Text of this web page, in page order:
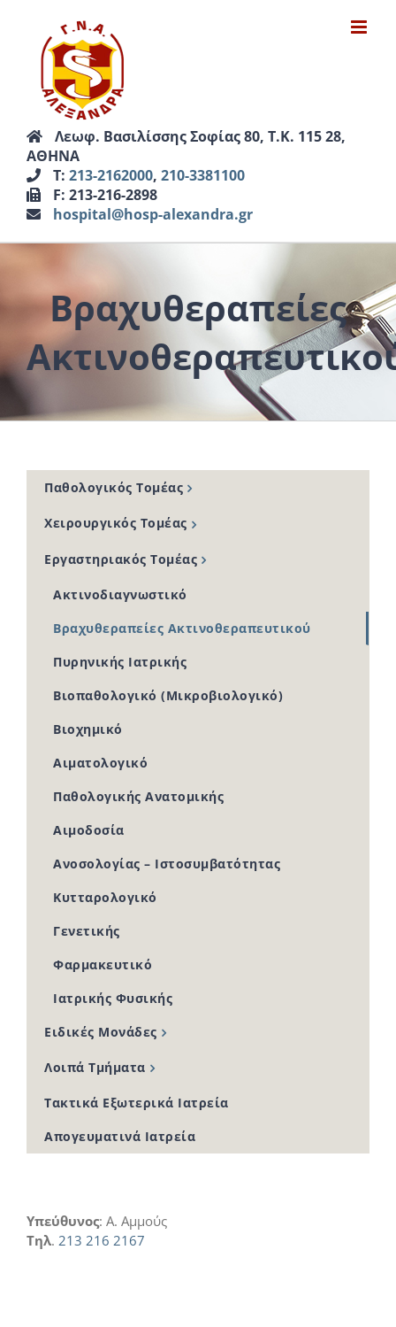
περιεχόμενο
Λεωφ. Βασιλίσσης Σοφίας 80, Τ.Κ. 115 28,
ΑΘΗΝΑ
Τ: 213-2162000, 210-3381100
F: 213-216-2898
hospital@hosp-alexandra.gr
Βραχυθεραπείες
Παθολογικός Τομέας
Χειρουργικός Τομέας
Εργαστηριακός Τομέας
Ακτινοδιαγνωστικό
Βραχυθεραπείες Ακτινοθεραπευτικού
Πυρηνικής Ιατρικής
Βιοπαθολογικό (Μικροβιολογικό)
Βιοχημικό
Αιματολογικό
Παθολογικής Ανατομικής
Αιμοδοσία
Ανοσολογίας – Ιστοσυμβατότητας
Κυτταρολογικό
Γενετικής
Φαρμακευτικό
Ιατρικής Φυσικής
Ειδικές Μονάδες
Λοιπά Τμήματα
Τακτικά Εξωτερικά Ιατρεία
Απογευματινά Ιατρεία
Υπεύθυνος: Α. Αμμούς
Τηλ. 213 216 2167